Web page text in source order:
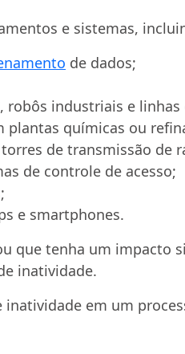
e sistemas,
de dados;
industriais e
plantas químicas ou
de transmissão de
de controle de acesso;
e smartphones.
que tenha um impacto
inatividade.
em um